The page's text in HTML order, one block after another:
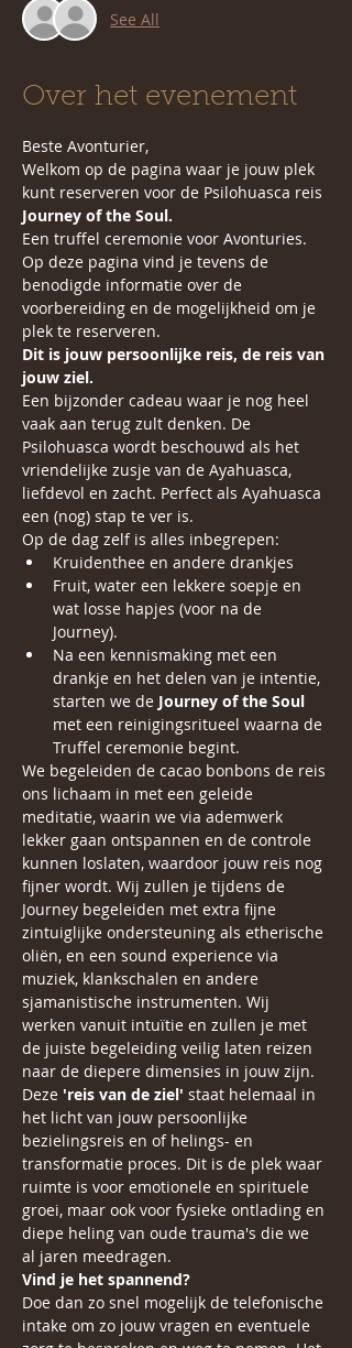
See All
Over het evenement
Beste Avonturier,
Welkom op de pagina waar je jouw plek
kunt reserveren voor de Psilohuasca reis
Journey of the Soul.
Een truffel ceremonie voor Avonturies.
Op deze pagina vind je tevens de
benodigde informatie over de
voorbereiding en de mogelijkheid om je
plek te reserveren.
Dit is jouw persoonlijke reis, de reis van
jouw ziel.
Een bijzonder cadeau waar je nog heel
vaak aan terug zult denken. De
Psilohuasca wordt beschouwd als het
vriendelijke zusje van de Ayahuasca,
liefdevol en zacht. Perfect als Ayahuasca
een (nog) stap te ver is.
Op de dag zelf is alles inbegrepen:
Kruidenthee en andere drankjes
Fruit, water een lekkere soepje en
wat losse hapjes (voor na de
Journey).
Na een kennismaking met een
drankje en het delen van je intentie,
starten we de Journey of the Soul
met een reinigingsritueel waarna de
Truffel ceremonie begint.
We begeleiden de cacao bonbons de reis
ons lichaam in met een geleide
meditatie, waarin we via ademwerk
lekker gaan ontspannen en de controle
kunnen loslaten, waardoor jouw reis nog
fijner wordt. Wij zullen je tijdens de
Journey begeleiden met extra fijne
zintuiglijke ondersteuning als etherische
oliën, en een sound experience via
muziek, klankschalen en andere
sjamanistische instrumenten. Wij
werken vanuit intuïtie en zullen je met
de juiste begeleiding veilig laten reizen
naar de diepere dimensies in jouw zijn.
Deze 'reis van de ziel' staat helemaal in
het licht van jouw persoonlijke
bezielingsreis en of helings- en
transformatie proces. Dit is de plek waar
ruimte is voor emotionele en spirituele
groei, maar ook voor fysieke ontlading en
diepe heling van oude trauma's die we
al jaren meedragen.
Vind je het spannend?
Doe dan zo snel mogelijk de telefonische
intake om zo jouw vragen en eventuele